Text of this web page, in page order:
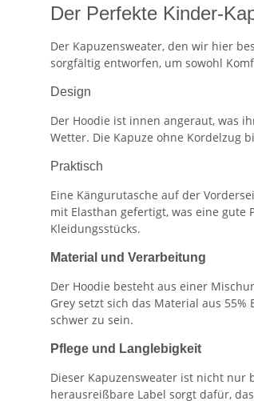
Der Perfekte Kinder-
Der Kapuzensweater, den wir hier
sorgfältig entworfen, um sowohl
Design
Der Hoodie ist innen angeraut, was
Wetter. Die Kapuze ohne Kordelzug
Praktisch
Eine Kängurutasche auf der
mit Elasthan gefertigt, was eine
Kleidungsstücks.
Material und Verarbeitung
Der Hoodie besteht aus einer
Grey setzt sich das Material aus
schwer zu sein.
Pflege und Langlebigkeit
Dieser Kapuzensweater ist nicht nur
herausreißbare Label sorgt dafür,